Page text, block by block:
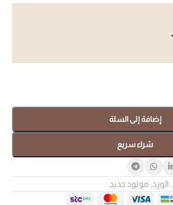
إضافة إلى السلة
شراء سريع
الورد مولود جديد